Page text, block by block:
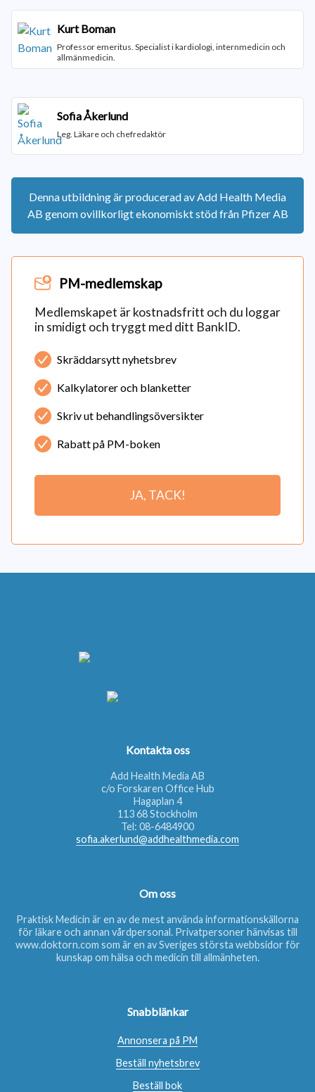
Kurt Boman
Professor emeritus. Specialist i kardiologi, internmedicin och
allmänmedicin.
Sofia Åkerlund
Leg. Läkare och chefredaktör
Denna utbildning är producerad av Add Health Media
AB genom ovillkorligt ekonomiskt stöd från Pfizer AB
PM-medlemskap
Medlemskapet är kostnadsfritt och du loggar
in smidigt och tryggt med ditt BankID.
Skräddarsytt nyhetsbrev
Kalkylatorer och blanketter
Skriv ut behandlingsöversikter
Rabatt på PM-boken
JA, TACK!
Kontakta oss
Add Health Media AB
c/o Forskaren Office Hub
Hagaplan 4
113 68 Stockholm
Tel: 08-6484900
sofia.akerlund@addhealthmedia.com
Om oss
Praktisk Medicin är en av de mest använda informationskällorna
för läkare och annan vårdpersonal. Privatpersoner hänvisas till
www.doktorn.com som är en av Sveriges största webbsidor för
kunskap om hälsa och medicin till allmänheten.
Snabblänkar
Annonsera på PM
Beställ nyhetsbrev
Beställ bok